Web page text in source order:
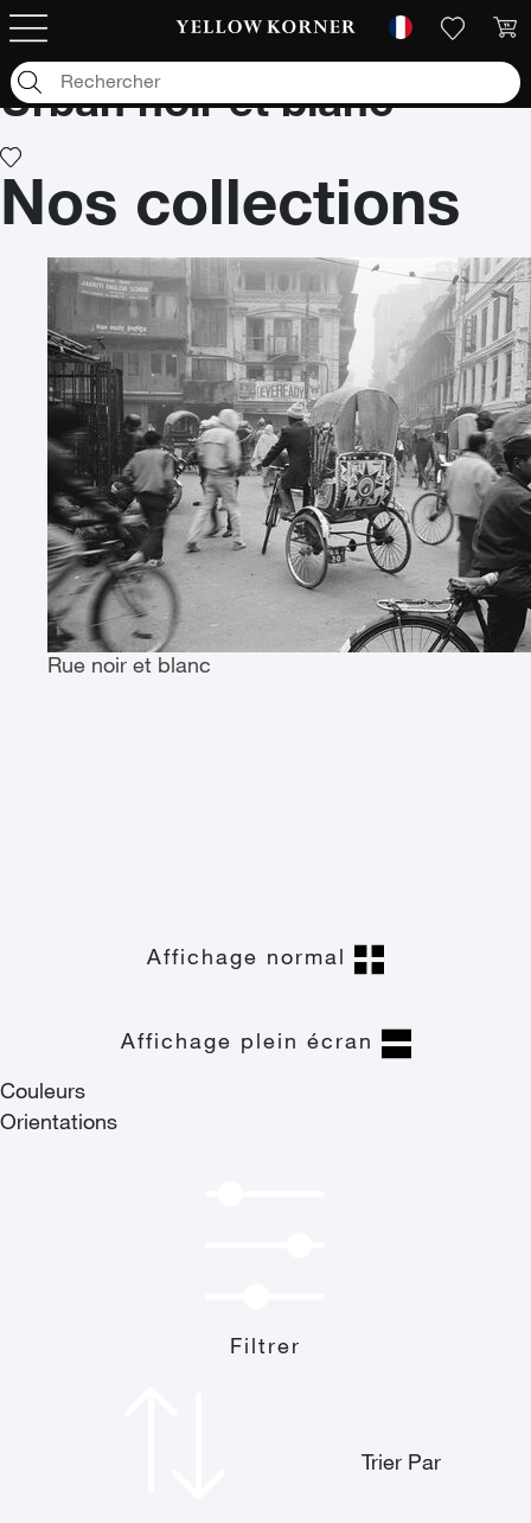
Photographies d'art / Noir et blanc
/
Urban noir et blanc
Nos collections
Rue noir et blanc
Affichage normal
Affichage plein écran
Couleurs
Orientations
Filtrer
Trier Par